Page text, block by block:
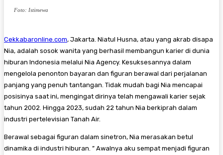
Foto: Istimewa
Cekkabaronline.com, Jakarta. Niatul Husna, atau yang akrab disapa
Nia, adalah sosok wanita yang berhasil membangun karier di dunia
hiburan Indonesia melalui Nia Agency. Kesuksesannya dalam
mengelola penonton bayaran dan figuran berawal dari perjalanan
panjang yang penuh tantangan. Tidak mudah bagi Nia mencapai
posisinya saat ini, mengingat dirinya telah mengawali karier sejak
tahun 2002. Hingga 2023, sudah 22 tahun Nia berkiprah dalam
industri pertelevisian Tanah Air.
Berawal sebagai figuran dalam sinetron, Nia merasakan betul
dinamika di industri hiburan. ” Awalnya aku sempat menjadi figuran